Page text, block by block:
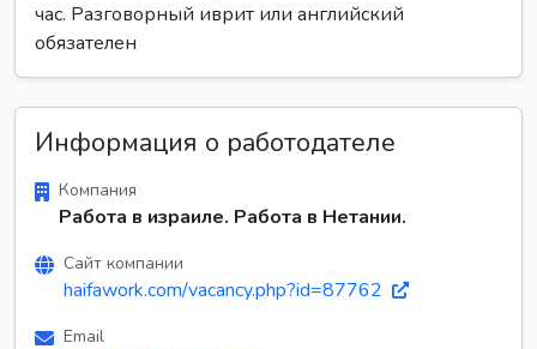
час. Разговорный иврит или английский
обязателен
Информация о работодателе
Компания
Работа в израиле. Работа в Нетании.
Сайт компании
haifawork.com/vacancy.php?id=87762
Email